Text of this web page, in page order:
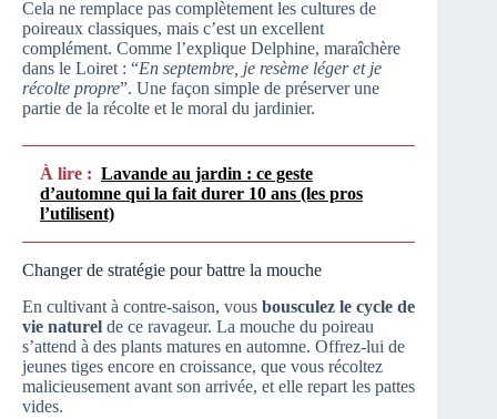
Cela ne remplace pas complètement les cultures de
poireaux classiques, mais c’est un excellent
complément. Comme l’explique Delphine, maraîchère
dans le Loiret : “En septembre, je resème léger et je
récolte propre”. Une façon simple de préserver une
partie de la récolte et le moral du jardinier.
À lire : Lavande au jardin : ce geste
d’automne qui la fait durer 10 ans (les pros
l’utilisent)
Changer de stratégie pour battre la mouche
En cultivant à contre-saison, vous bousculez le cycle de
vie naturel de ce ravageur. La mouche du poireau
s’attend à des plants matures en automne. Offrez-lui de
jeunes tiges encore en croissance, que vous récoltez
malicieusement avant son arrivée, et elle repart les pattes
vides.